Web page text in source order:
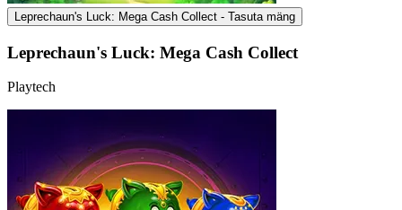
Leprechaun's Luck: Mega Cash Collect - Tasuta mäng
Leprechaun's Luck: Mega Cash Collect
Playtech